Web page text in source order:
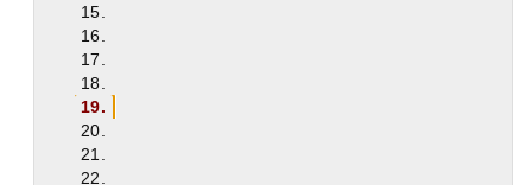
15.
16.
17.
18.
19.
20.
21.
22.